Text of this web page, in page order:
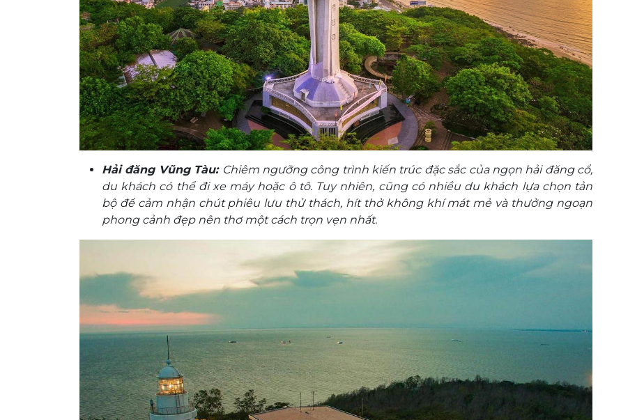
Hải đăng Vũng Tàu: Chiêm ngưỡng công trình kiến trúc đặc sắc của ngọn hải đăng cổ,
du khách có thể đi xe máy hoặc ô tô. Tuy nhiên, cũng có nhiều du khách lựa chọn tản
bộ để cảm nhận chút phiêu lưu thử thách, hít thở không khí mát mẻ và thưởng ngoạn
phong cảnh đẹp nên thơ một cách trọn vẹn nhất.